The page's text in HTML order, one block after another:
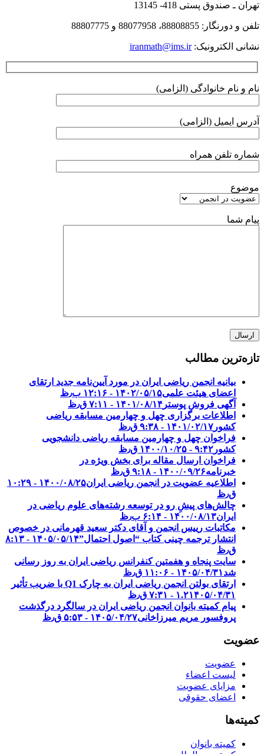
تهران ـ صندوق پستی 418- 13145
تلفن و دورنگار: 88808855، 88077958 و 88807775
نشانی الکترونیک:iranmath@ims.ir
نام و نام خانوادگی (الزامی)
آدرس ایمیل (الزامی)
شماره تلفن همراه
موضوع
پیام شما
تازه‌ترین مطالب
بیانیه انجمن ریاضی ایران در مورد آیین‌نامه جدید ارتقای
اعضای هیئت علمی۱۴۰۲/۰۵/۱۵ - ۱۲:۱۶ ب٫ظ
آگهی فروش پوستر ۱۴۰۱/۰۸/۱۴ - ۷:۱۱ ق٫ظ
اطلاعات برگزاری چهل و چهارمین مسابقه ریاضی
کشور ۱۴۰۱/۰۲/۱۷ - ۹:۳۸ ق٫ظ
فراخوان چهل و چهارمین مسابقه ریاضی دانشجویی
کشور‎‎ ۱۴۰۰/۱۰/۲۵ - ۹:۴۲ ق٫ظ
فراخوان ارسال مقاله برای بخش ویژه در
خبرنامه۱۴۰۰/۰۹/۲۶ - ۹:۱۸ ق٫ظ
اطلاعیه عضویت در انجمن ریاضی ایران
۱۴۰۰/۰۸/۲۵ - ۱۰:۲۹
ق٫ظ
چالش‌های پیشِ رو در توسعه رشته‌های علوم ریاضی در
ایران۱۴۰۰/۰۸/۱۳ - ۶:۱۴ ب٫ظ
مکاتبات رییس انجمن و آقای دکتر سعید قهرمانی در خصوص
انتشار ترجمه چینی کتاب “اصول احتمال”
۱۴۰۵/۰۵/۱۴ - ۸:۱۳
ق٫ظ
سایت پنجاه و هفمتین کنفرانس ریاضی ایران به روز رسانی
شد۱۴۰۵/۰۴/۳۱ - ۱۱:۰۶ ق٫ظ
ارتقای بولتن انجمن ریاضی ایران به چارک Q1 با ضریب تأثیر
۱.۲۱۴۰۵/۰۴/۳۱ - ۷:۳۱ ق٫ظ
پیام کمیته بانوان انجمن ریاضی ایران در سالگرد درگذشت
پروفسور مریم میرزاخانی۱۴۰۵/۰۴/۲۷ - ۵:۵۳ ق٫ظ
عضویت
عضویت
لیست اعضاء
مزایای عضویت
اعضای حقوقی
کمیته‌ها
کمیته بانوان